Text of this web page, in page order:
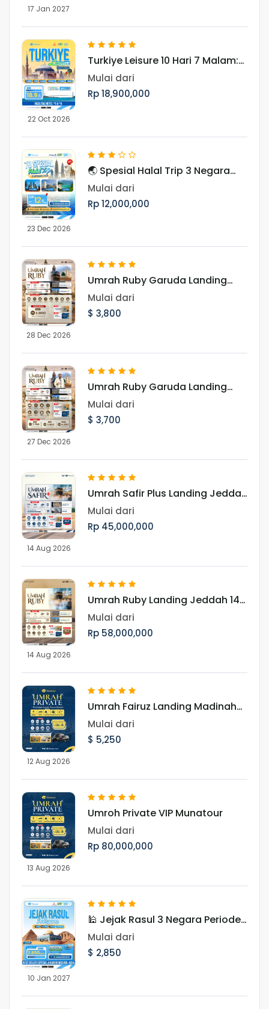
17 Jan 2027
22 Oct 2026
Turkiye Leisure 10 Hari 7 Malam:
Jelajahi Pesona Turki Periode 22
Oktober 2026
Mulai dari
Rp 18,900,000
23 Dec 2026
🌏 Spesial Halal Trip 3 Negara
Asia Periode Libur Akhir Tahun
Mulai dari
Rp 12,000,000
28 Dec 2026
Umrah Ruby Garuda Landing
Jeddah 28 Desember 2026
Mulai dari
$ 3,800
27 Dec 2026
Umrah Ruby Garuda Landing
Jeddah 27 Desember 2026
Mulai dari
$ 3,700
14 Aug 2026
Umrah Safir Plus Landing Jeddah
14 Agustus 2026
Mulai dari
Rp 45,000,000
14 Aug 2026
Umrah Ruby Landing Jeddah 14
Agustus 2026
Mulai dari
Rp 58,000,000
12 Aug 2026
Umrah Fairuz Landing Madinah
12 Agustus 2026
Mulai dari
$ 5,250
13 Aug 2026
Umroh Private VIP Munatour
Mulai dari
Rp 80,000,000
10 Jan 2027
🕌 Jejak Rasul 3 Negara Periode
Januari 2027
Mulai dari
$ 2,850